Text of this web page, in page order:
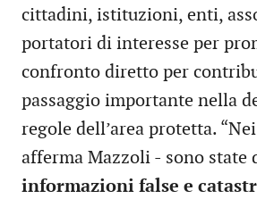
cittadini, istituzioni, enti,
portatori di interesse per
confronto diretto per
passaggio importante nella
regole dell’area protetta.
afferma Mazzoli - sono state
informazioni false e